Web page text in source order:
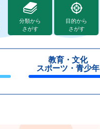
分類から
さがす
目的から
さがす
教育・文化
スポーツ・青少年
じ